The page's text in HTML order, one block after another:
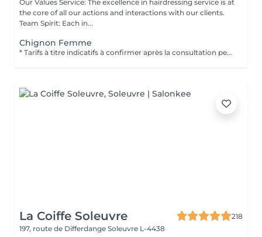
Our Values Service: The excellence in hairdressing service is at
the core of all our actions and interactions with our clients.
Team Spirit: Each in...
Chignon Femme
* Tarifs à titre indicatifs à confirmer après la consultation personnalisée établit auprès de votre coiffeur/stylist/spécialiste * La direction se réserve le droit dapporter des modifications pour le bon fonctionnement du salon
La Coiffe Soleuvre
218
197, route de Differdange Soleuvre L-4438